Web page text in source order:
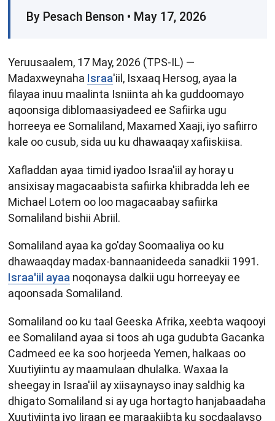
By Pesach Benson • May 17, 2026
Yeruusaalem, 17 May, 2026 (TPS-IL) —
Madaxweynaha Israa'iil, Isxaaq Hersog, ayaa la
filayaa inuu maalinta Isniinta ah ka guddoomayo
aqoonsiga diblomaasiyadeed ee Safiirka ugu
horreeya ee Somaliland, Maxamed Xaaji, iyo safiirro
kale oo cusub, sida uu ku dhawaaqay xafiiskiisa.
Xafladdan ayaa timid iyadoo Israa'iil ay horay u
ansixisay magacaabista safiirka khibradda leh ee
Michael Lotem oo loo magacaabay safiirka
Somaliland bishii Abriil.
Somaliland ayaa ka go'day Soomaaliya oo ku
dhawaaqday madax-bannaanideeda sanadkii 1991.
Israa'iil ayaa noqonaysa dalkii ugu horreeyay ee
aqoonsada Somaliland.
Somaliland oo ku taal Geeska Afrika, xeebta waqooyi
ee Somaliland ayaa si toos ah uga gudubta Gacanka
Cadmeed ee ka soo horjeeda Yemen, halkaas oo
Xuutiyiintu ay maamulaan dhulalka. Waxaa la
sheegay in Israa'iil ay xiisaynayso inay saldhig ka
dhigato Somaliland si ay uga hortagto hanjabaadaha
Xuutiyiinta iyo Iiraan ee maraakiibta ku socdaalayso